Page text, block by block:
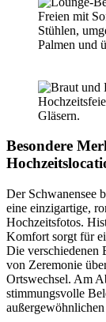
Besondere
Der Schwanensee
eine einzigartige,
Hochzeitsfotos.
Komfort sorgt für
Die verschiedenen
von Zeremonie
Ortswechsel. Am
stimmungsvolle